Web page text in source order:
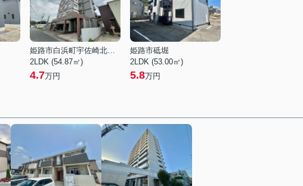
姫路市白浜町宇佐崎北１丁目
2LDK (54.87㎡)
4.7万円
姫路市砥堀
2LDK (53.00㎡)
5.8万円